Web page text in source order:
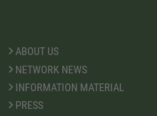
ABOUT US
NETWORK NEWS
INFORMATION MATERIAL
PRESS